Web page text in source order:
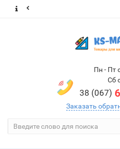
Пн - Пт
Сб
38 (067)
Заказать